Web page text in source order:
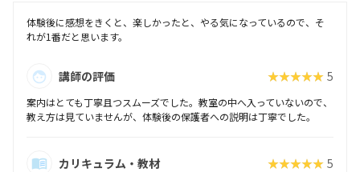
体験後に感想をきくと、楽しかったと、やる気になっているので、そ
れが1番だと思います。
講師の評価 ★★★★★ 5
案内はとても丁寧且つスムーズでした。教室の中へ入っていないので、
教え方は見ていませんが、体験後の保護者への説明は丁寧でした。
カリキュラム・教材 ★★★★★ 5